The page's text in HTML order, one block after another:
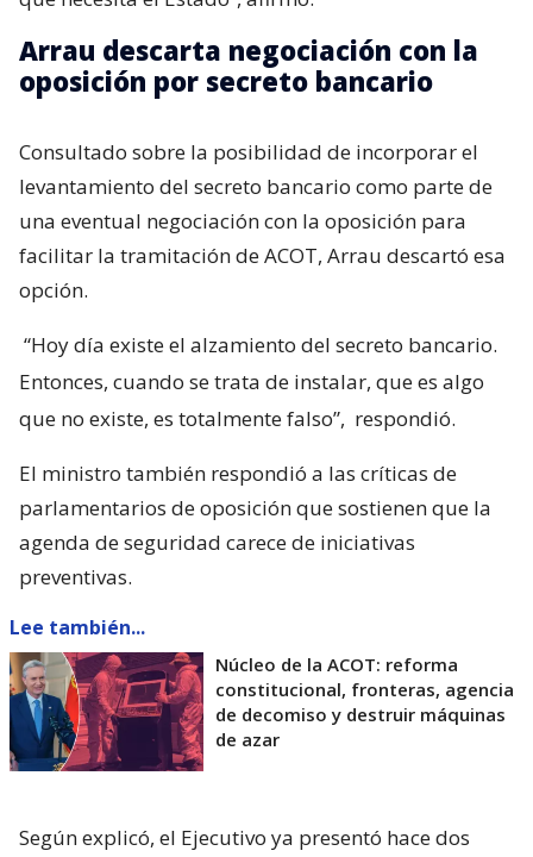
Arrau descarta negociación con la
oposición por secreto bancario
Consultado sobre la posibilidad de incorporar el
levantamiento del secreto bancario como parte de
una eventual negociación con la oposición para
facilitar la tramitación de ACOT, Arrau descartó esa
opción.
“Hoy día existe el alzamiento del secreto bancario.
Entonces, cuando se trata de instalar, que es algo
que no existe, es totalmente falso”, respondió.
El ministro también respondió a las críticas de
parlamentarios de oposición que sostienen que la
agenda de seguridad carece de iniciativas
preventivas.
Lee también...
Núcleo de la ACOT: reforma
constitucional, fronteras, agencia
de decomiso y destruir máquinas
de azar
Según explicó, el Ejecutivo ya presentó hace dos